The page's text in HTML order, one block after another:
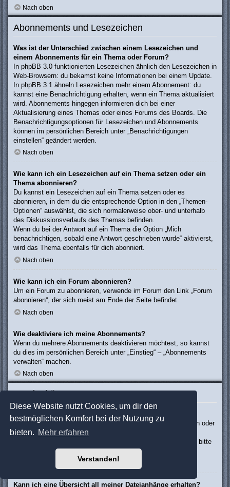
Diese Website nutzt Cookies, um dir den
bestmöglichen Komfort bei der Nutzung zu
bieten. Mehr erfahren
Verstanden!
Nach oben
Abonnements und Lesezeichen
Was ist der Unterschied zwischen einem Lesezeichen und
einem Abonnements für ein Thema oder Forum?
In phpBB 3.0 funktionierten Lesezeichen ähnlich den Lesezeichen in
Web-Browsern: du bekamst keine Informationen bei einem Update.
In phpBB 3.1 ähneln Lesezeichen mehr einem Abonnement: du
kannst eine Benachrichtigung erhalten, wenn ein Thema aktualisiert
wird. Abonnements hingegen informieren dich bei einer
Aktualisierung eines Themas oder eines Forums des Boards. Die
Benachrichtigungsoptionen für Lesezeichen und Abonnements
können im persönlichen Bereich unter „Benachrichtigungen
einstellen“ geändert werden.
Nach oben
Wie kann ich ein Lesezeichen auf ein Thema setzen oder ein
Thema abonnieren?
Du kannst ein Lesezeichen auf ein Thema setzen oder es
abonnieren, in dem du die entsprechende Option in den „Themen-
Optionen“ auswählst, die sich normalerweise ober- und unterhalb
des Diskussionsverlaufs des Themas befinden.
Wenn du bei der Antwort auf ein Thema die Option „Mich
benachrichtigen, sobald eine Antwort geschrieben wurde“ aktivierst,
wird das Thema ebenfalls für dich abonniert.
Nach oben
Wie kann ich ein Forum abonnieren?
Um ein Forum zu abonnieren, verwende im Forum den Link „Forum
abonnieren“, der sich meist am Ende der Seite befindet.
Nach oben
Wie deaktiviere ich meine Abonnements?
Wenn du mehrere Abonnements deaktivieren möchtest, so kannst
du dies im persönlichen Bereich unter „Einstieg“ – „Abonnements
verwalten“ machen.
Nach oben
Dateianhänge
Welche Dateianhänge sind in diesem Forum zulässig?
Die Board-Administration kann bestimmte Dateitypen zulassen oder
verbieten. Falls du dir nicht sicher bist, welche Dateitypen du
anhängen kannst und du Unterstützung benötigst, wende dich bitte
an die Board-Administration.
Kann ich eine Übersicht all meiner Dateianhänge erhalten?